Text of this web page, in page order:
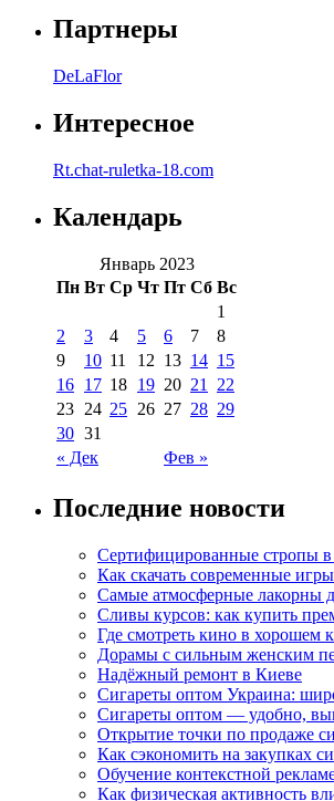
Партнеры
DeLaFlor
Интересное
Rt.chat-ruletka-18.com
Календарь
Январь 2023
Пн Вт Ср Чт Пт Сб Вс
« Дек Фев »
1
2
3 4 5 6 7
8
9
10 11 12 13 14 15
16 17 18 19 20 21
22
23 24 25 26 27 28 29
30 31
Последние новости
Сертифицированные стропы
Как скачать современные
Самые атмосферные лакорны
Сливы курсов: как купить
Где смотреть кино в хорошем
Дорамы с сильным женским
Надёжный ремонт в Киеве
Сигареты оптом Украина:
Сигареты оптом — удобно,
Открытие точки по продаже
Как сэкономить на закупках
Обучение контекстной
Как физическая активность